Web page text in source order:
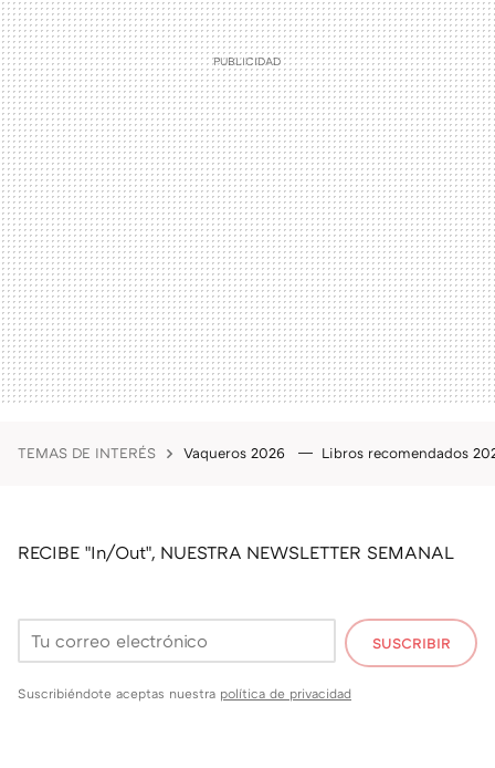
TEMAS DE INTERÉS Vaqueros 2026 Libros recomendados
RECIBE "In/Out", NUESTRA NEWSLETTER SEMANAL
SUSCRIBIR
Suscribiéndote aceptas nuestra política de privacidad